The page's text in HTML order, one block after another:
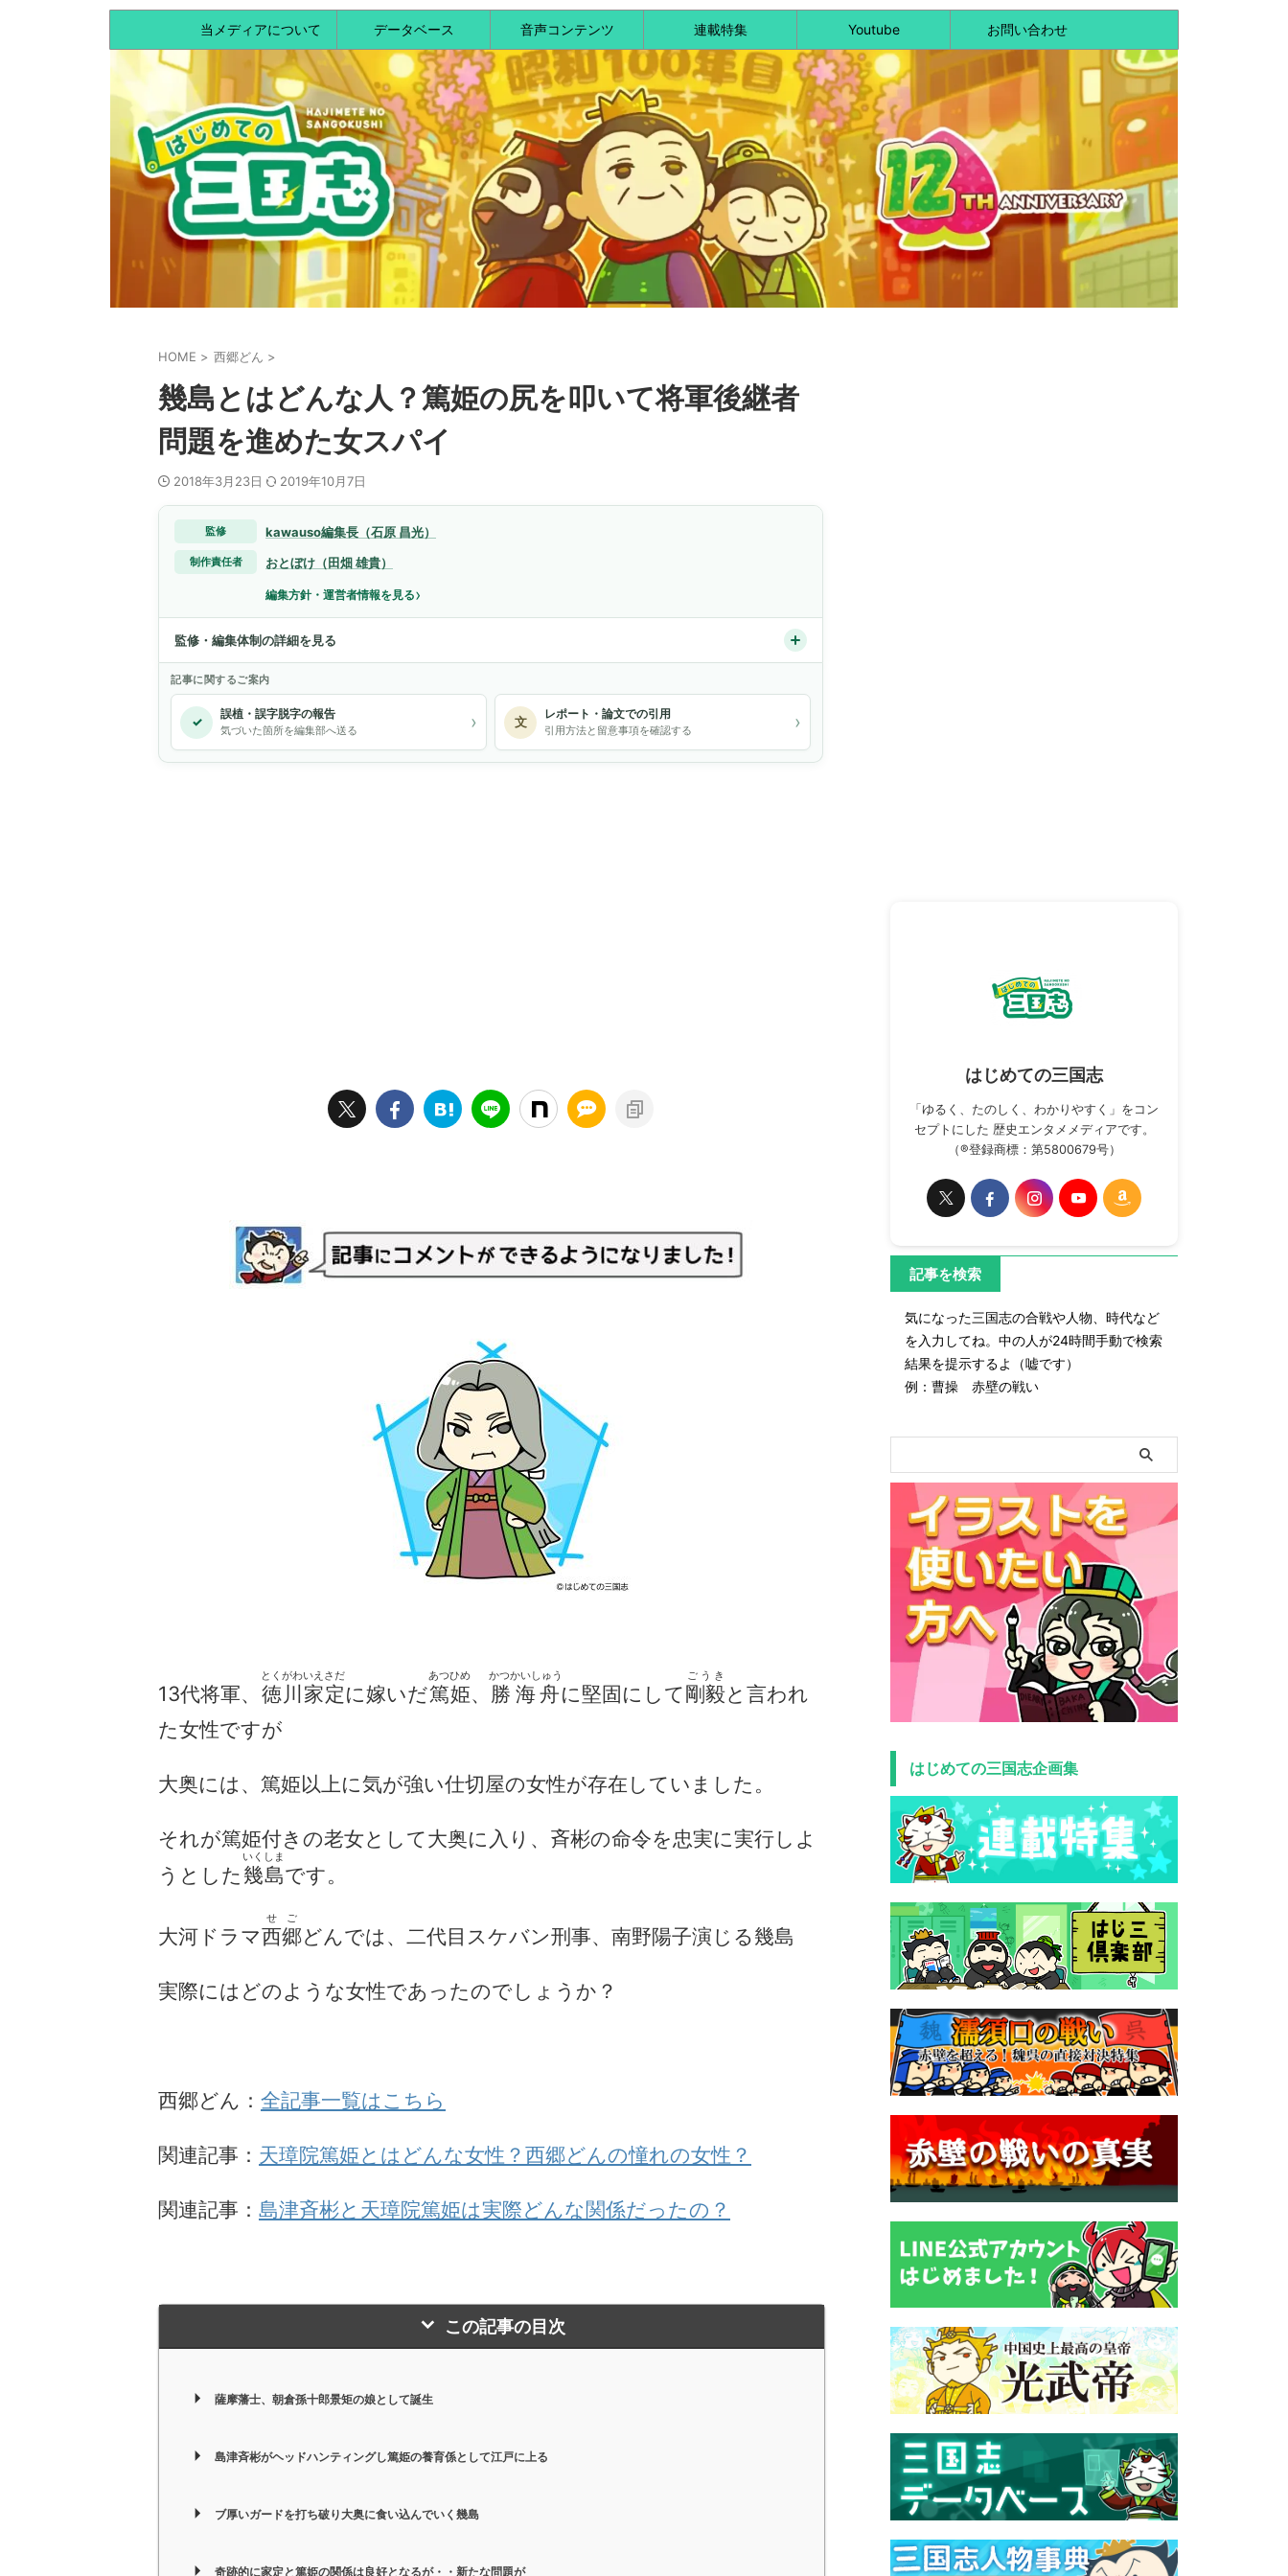
当メディアについて データベース 音声コンテンツ 連載特集 Youtube お問い合わせ
HOME > 西郷どん >
幾島とはどんな人？篤姫の尻を叩いて将軍後継者
問題を進めた女スパイ
2018年3月23日 2019年10月7日
監修 kawauso編集長（石原 昌光）
制作責任者 おとぼけ（田畑 雄貴）
編集方針・運営者情報を見る›
監修・編集体制の詳細を見る
記事に関するご案内
✓ 誤植・誤字脱字の報告
気づいた箇所を編集部へ送る › 文 レポート・論文での引用
引用方法と留意事項を確認する ›
13代将軍、 徳川家定
とくがわいえさだ
に嫁いだ篤姫
あつひめ
、 勝海舟
かつかいしゅう
に堅固にして 剛毅
ごうき
と言われ
た女性ですが
大奥には、篤姫以上に気が強い仕切屋の女性が存在していました。
それが篤姫付きの老女として大奥に入り、斉彬の命令を忠実に実行しよ
うとした 幾島
いくしま
です。
大河ドラマ西郷
せご
どんでは、二代目スケバン刑事、南野陽子演じる幾島
実際にはどのような女性であったのでしょうか？
西郷どん： 全記事一覧はこちら
関連記事： 天璋院篤姫とはどんな女性？西郷どんの憧れの女性？
関連記事： 島津斉彬と天璋院篤姫は実際どんな関係だったの？
この記事の目次
薩摩藩士、朝倉孫十郎景矩の娘として誕生
島津斉彬がヘッドハンティングし篤姫の養育係として江戸に上る
ブ厚いガードを打ち破り大奥に食い込んでいく幾島
奇跡的に家定と篤姫の関係は良好となるが・・新たな問題が
はじめての三国志
「ゆるく、たのしく、わかりやすく」をコン
セプトにした 歴史エンタメメディアです。
（®登録商標：第5800679号）
記事を検索
気になった三国志の合戦や人物、時代など
を入力してね。中の人が24時間手動で検索
結果を提示するよ（嘘です）
例：曹操 赤壁の戦い
はじめての三国志企画集